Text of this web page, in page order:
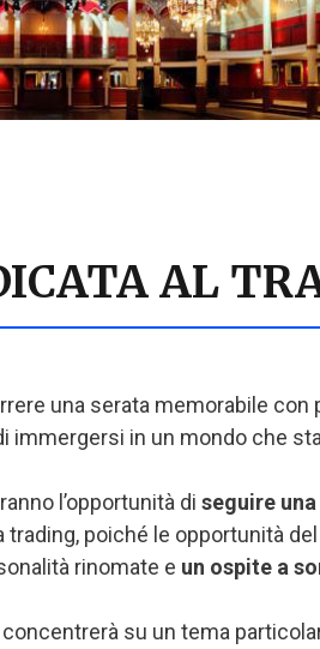
AL
una serata memorabile
immergersi in un mondo che
l’opportunità di seguire
poiché le opportunità
rinomate e un ospite a
su un tema